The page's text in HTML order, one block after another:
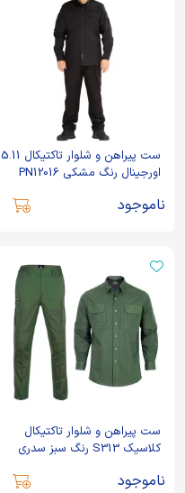
ست پیراهن و شلوار تاکتیکال 5.11
اورجینال رنگ مشکی PN12016
ناموجود
ست پیراهن و شلوار تاکتیکال
کلاسیک S313 رنگ سبز سدری
ناموجود